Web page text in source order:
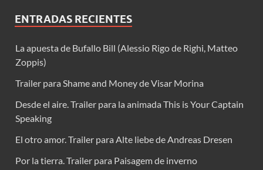
ENTRADAS RECIENTES
La apuesta de Bufallo Bill (Alessio Rigo de Righi, Matteo
Zoppis)
Trailer para Shame and Money de Visar Morina
Desde el aire. Trailer para la animada This is Your Captain
Speaking
El otro amor. Trailer para Alte liebe de Andreas Dresen
Por la tierra. Trailer para Paisagem de inverno